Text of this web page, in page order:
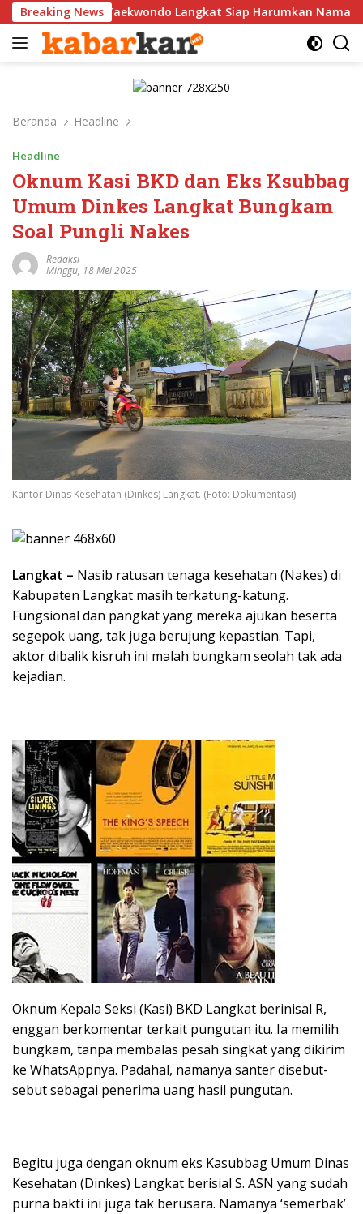
Langsung
ke
konten
Breaking News
Langkat Siap Harumkan Nama Indonesia di Ajang
Beranda Headline
Headline
Oknum Kasi BKD dan Eks Ksubbag
Umum Dinkes Langkat Bungkam
Soal Pungli Nakes
Redaksi
Minggu, 18 Mei 2025
Kantor Dinas Kesehatan (Dinkes) Langkat. (Foto: Dokumentasi)
Langkat – Nasib ratusan tenaga kesehatan (Nakes) di
Kabupaten Langkat masih terkatung-katung.
Fungsional dan pangkat yang mereka ajukan beserta
segepok uang, tak juga berujung kepastian. Tapi,
aktor dibalik kisruh ini malah bungkam seolah tak ada
kejadian.
Oknum Kepala Seksi (Kasi) BKD Langkat berinisal R,
enggan berkomentar terkait pungutan itu. Ia memilih
bungkam, tanpa membalas pesah singkat yang dikirim
ke WhatsAppnya. Padahal, namanya santer disebut-
sebut sebagai penerima uang hasil pungutan.
Begitu juga dengan oknum eks Kasubbag Umum Dinas
Kesehatan (Dinkes) Langkat berisial S. ASN yang sudah
purna bakti ini juga tak berusara. Namanya ‘semerbak’